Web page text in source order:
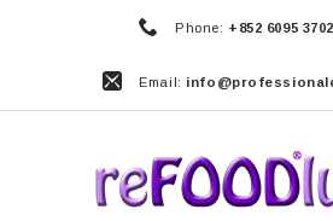
Phone: +852 6095
Email: